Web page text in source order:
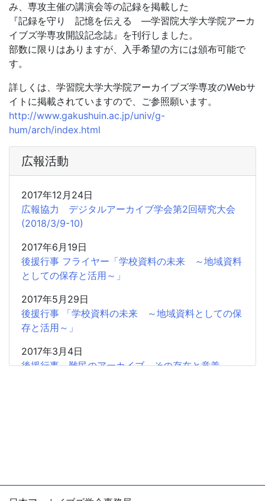
み、専攻主催の講演会等の記録を掲載した
『記録を守り 記憶を伝える ―学習院大学大学院アーカ
イブズ学専攻開設記念誌』を刊行しました。
部数に限りはありますが、入手希望の方には頒布可能で
す。
詳しくは、学習院大学大学院アーカイブズ学専攻のWebサ
イトに掲載されていますので、ご参照願います。
http://www.gakushuin.ac.jp/univ/g-
hum/arch/index.html
広報活動
2017年12月24日
広報協力 デジタルアーカイブ学会第2回研究大会
(2018/3/9-10)
2017年6月19日
後援行事 フライヤー「学校資料の未来 ～地域資料
としての保存と活用～」
2017年5月29日
後援行事 「学校資料の未来 ～地域資料としての保
存と活用～」
2017年3月4日
後援行事 難民のアーカイブ その存在と意義